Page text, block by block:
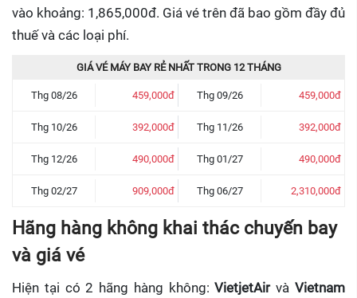
vào khoảng: 1,865,000đ. Giá vé trên đã bao gồm đầy đủ
thuế và các loại phí.
GIÁ VÉ MÁY BAY RẺ NHẤT TRONG 12 THÁNG
Thg 08/26 459,000đ Thg 09/26 459,000đ
Thg 10/26 392,000đ Thg 11/26 392,000đ
Thg 12/26 490,000đ Thg 01/27 490,000đ
Thg 02/27 909,000đ Thg 06/27 2,310,000đ
Hãng hàng không khai thác chuyến bay
và giá vé
Hiện tại có 2 hãng hàng không:VietjetAirvàVietnam